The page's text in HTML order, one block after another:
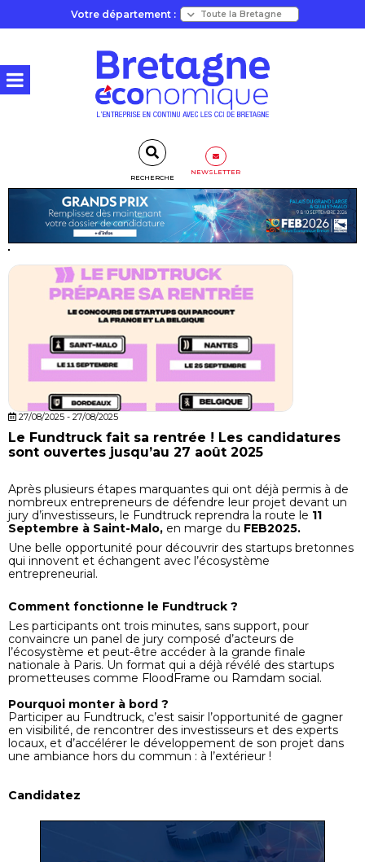
Votre département :
RECHERCHE
NEWSLETTER
27/08/2025 - 27/08/2025
Le Fundtruck fait sa rentrée ! Les candidatures
sont ouvertes jusqu’au 27 août 2025
Après plusieurs étapes marquantes qui ont déjà permis à de
nombreux entrepreneurs de défendre leur projet devant un
jury d’investisseurs, le Fundtruck reprendra la route le 11
Septembre à Saint-Malo, en marge du FEB2025.
Une belle opportunité pour découvrir des startups bretonnes
qui innovent et échangent avec l’écosystème
entrepreneurial.
Comment fonctionne le Fundtruck ?
Les participants ont trois minutes, sans support, pour
convaincre un panel de jury composé d’acteurs de
l’écosystème et peut-être accéder à la grande finale
nationale à Paris. Un format qui a déjà révélé des startups
prometteuses comme FloodFrame ou Ramdam social.
Pourquoi monter à bord ?
Participer au Fundtruck, c’est saisir l’opportunité de gagner
en visibilité, de rencontrer des investisseurs et des experts
locaux, et d’accélérer le développement de son projet dans
une ambiance hors du commun : à l’extérieur !
Candidatez